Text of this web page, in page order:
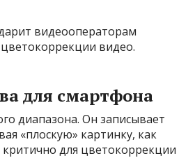
видеооператорам
видео.
для смартфона
диапазона. Он записывает
«плоскую» картинку, как
критично для цветокоррекции